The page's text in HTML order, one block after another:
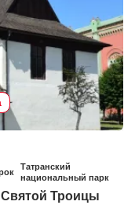
Татранский
национальный парк
Святой Троицы